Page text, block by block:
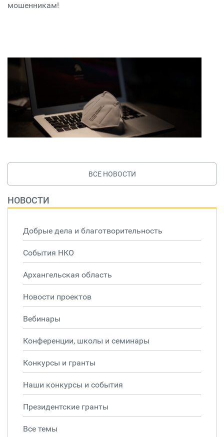
мошенникам!
ВСЕ НОВОСТИ
НОВОСТИ
Добрые дела и благотворительность
События НКО
Архангельская область
Новости проектов
Вебинары
Конференции, школы и семинары
Конкурсы и гранты
Наши конкурсы и события
Президентские гранты
Все темы